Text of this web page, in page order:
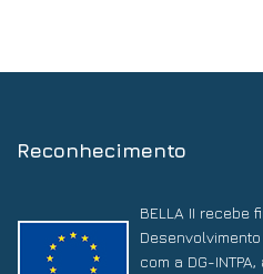
Reconhecimento
BELLA II recebe
com a DG-